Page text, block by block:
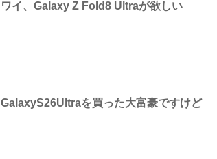
ワイ、Galaxy Z Fold8 Ultraが欲しい
GalaxyS26Ultraを買った大富豪ですけど